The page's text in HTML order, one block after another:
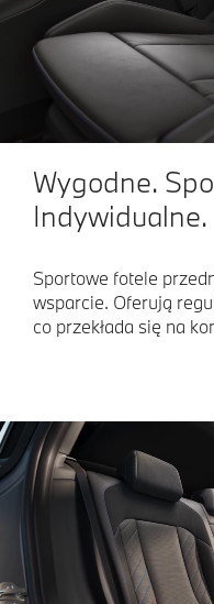
Wygodne.
Indywidualne.
Sportowe fotele
wsparcie. Oferują
co przekłada się na